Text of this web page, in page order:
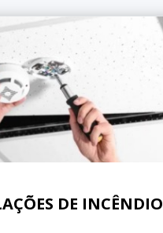
DE INCÊNDIO